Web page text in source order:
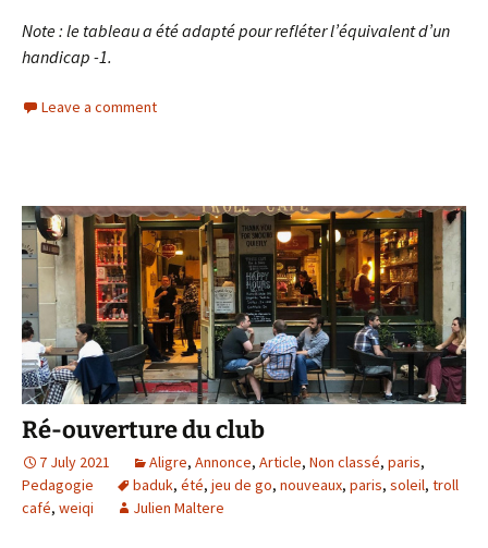
Note : le tableau a été adapté pour refléter l’équivalent d’un
handicap -1.
Leave a comment
Ré-ouverture du club
7 July 2021 Aligre, Annonce, Article, Non classé, paris,
Pedagogie
baduk, été, jeu de go, nouveaux, paris, soleil, troll
café, weiqi Julien Maltere